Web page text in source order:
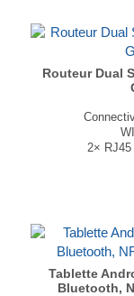
...
Routeur Dual
2×
...
Tablette
Bluetooth,